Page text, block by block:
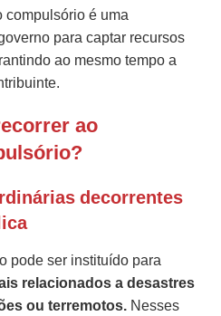
compulsório é uma
para captar recursos
ao mesmo tempo a
ao
decorrentes
pode ser instituído para
relacionados a desastres
ou terremotos. Nesses